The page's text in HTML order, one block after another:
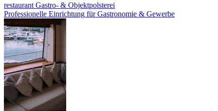
restaurant Gastro- & Objektpolsterei
Professionelle Einrichtung für Gastronomie & Gewerbe